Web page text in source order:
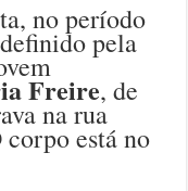
no período
pela
Freire, de
na rua
está no